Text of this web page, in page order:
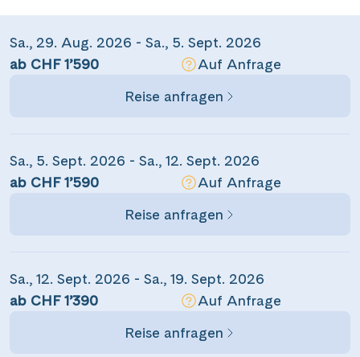
Sa., 29. Aug. 2026 - Sa., 5. Sept. 2026
ab CHF 1’590
Auf Anfrage
Reise anfragen
Sa., 5. Sept. 2026 - Sa., 12. Sept. 2026
ab CHF 1’590
Auf Anfrage
Reise anfragen
Sa., 12. Sept. 2026 - Sa., 19. Sept. 2026
ab CHF 1’390
Auf Anfrage
Reise anfragen